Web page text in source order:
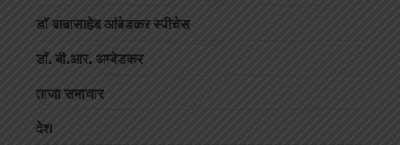
डॉ बाबासाहेब आंबेडकर स्पीचेस
डॉ. बी.आर. अम्बेडकर
ताजा समाचार
देश